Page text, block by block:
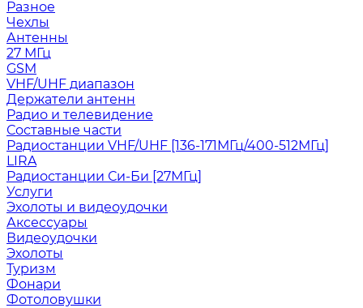
Разное
Чехлы
Антенны
27 МГц
GSM
VHF/UHF диапазон
Держатели антенн
Радио и телевидение
Составные части
Радиостанции VHF/UHF [136-171МГц/400-512МГц]
LIRA
Радиостанции Си-Би [27МГц]
Услуги
Эхолоты и видеоудочки
Аксессуары
Видеоудочки
Эхолоты
Туризм
Фонари
Фотоловушки